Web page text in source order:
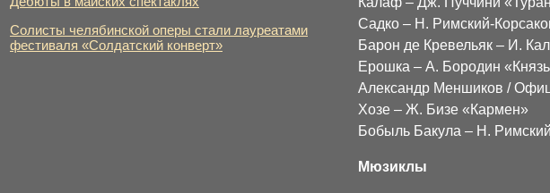
Солисты челябинской оперы стали лауреатами
фестиваля «Солдатский конверт»
Садко – Н. Римский-
Барон де Кревельяк – И.
Ерошка – А. Бородин
Александр Меншиков /
Хозе – Ж. Бизе «Кармен»
Бобыль Бакула – Н.
Мюзиклы